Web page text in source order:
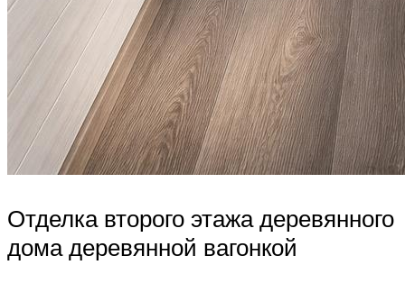
Отделка второго этажа деревянного
дома деревянной вагонкой